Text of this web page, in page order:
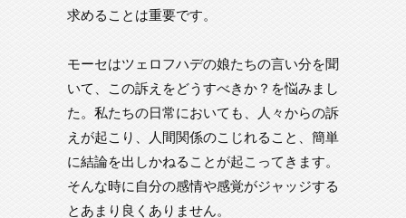
求めることは重要です。
モーセはツェロフハデの娘たちの言い分を聞
いて、この訴えをどうすべきか？を悩みまし
た。私たちの日常においても、人々からの訴
えが起こり、人間関係のこじれること、簡単
に結論を出しかねることが起こってきます。
そんな時に自分の感情や感覚がジャッジする
とあまり良くありません。